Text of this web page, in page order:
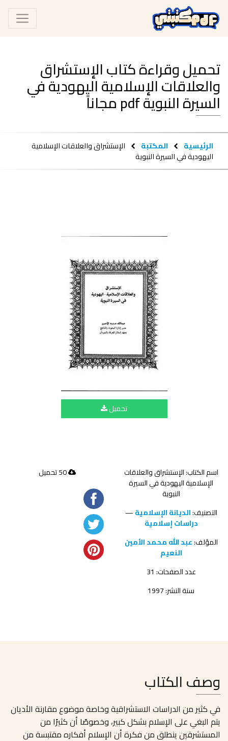
تحميل وقراءة كتاب الإستشراق
والعلاقات الإسلامية اليهودية في
السيرة النبوية pdf مجاناً
الرئيسية المكتبة الإستشراق والعلاقات الإسلامية
اليهودية في السيرة النبوية
تحميل
اسم الكتاب: الإستشراق والعلاقات
الإسلامية اليهودية في السيرة
النبوية
التصنيف:الديانة الإسلامية—
دراسات إسلامية
المؤلف:عبد الله محمد الأمين
النعيم
عدد الصفحات: 31
سنة النشر: 1997
50 تحميل
وصف الكتاب
في كثير من الدراسات الاستشراقية وخاصة موضوع مقارنة الأديان
يتم البغي على الإسلام بشكل كبير، وخصوصًا أن كثيرًا من
المستشرقين ينطلق من فكرة أن الإسلام أفكاره مقتبسة من